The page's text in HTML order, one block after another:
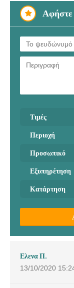
Αφήστε
Τιμές
Περιοχή
Προσωπικό
Εξυπηρέτηση
Κατάρτηση
Ελενα Π.
13/10/2020